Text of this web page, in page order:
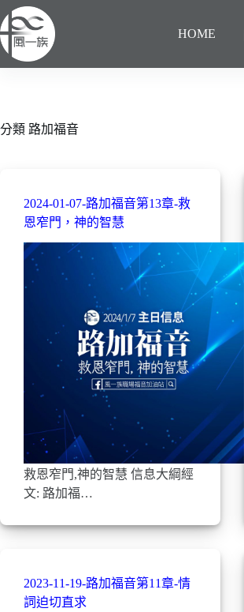
至
主
要
HOME
分類 路加福音
2024-01-07-路加福音第13章-救
恩窄門，神的智慧
救恩窄門,神的智慧 信息大綱經
文: 路加福…
2023-11-19-路加福音第11章-情
詞迫切直求